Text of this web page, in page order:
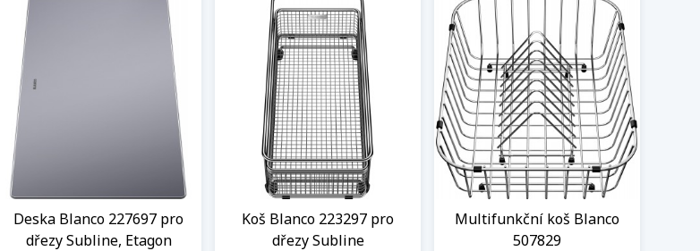
Deska Blanco 227697 pro
dřezy Subline, Etagon
Koš Blanco 223297 pro
dřezy Subline
Multifunkční koš Blanco
507829